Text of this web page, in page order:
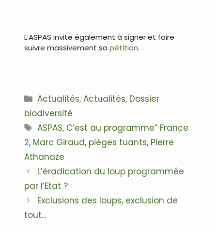
L’ASPAS invite également à signer et faire
suivre massivement sa pétition.
Catégories
Actualités,Actualités, Dossier
biodiversité
Étiquettes
ASPAS, C’est au programme” France
2, Marc Giraud, pièges tuants, Pierre
Athanaze
Navigation
des
articles
L’éradication du loup programmée
par l’Etat ?
Exclusions des loups, exclusion de
tout…